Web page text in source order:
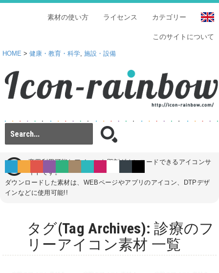
カテゴリー
ライセンス
素材の使い方
このサイトについて
HOME > 健康・教育・科学, 施設・設備
商用利用可能なアイコンを即刻ダウンロードできるアイコンサ
イトです。
ダウンロードした素材は、WEBページやアプリのアイコン、DTPデザ
インなどに使用可能!!
タグ(Tag Archives): 診療のフ
リーアイコン素材 一覧